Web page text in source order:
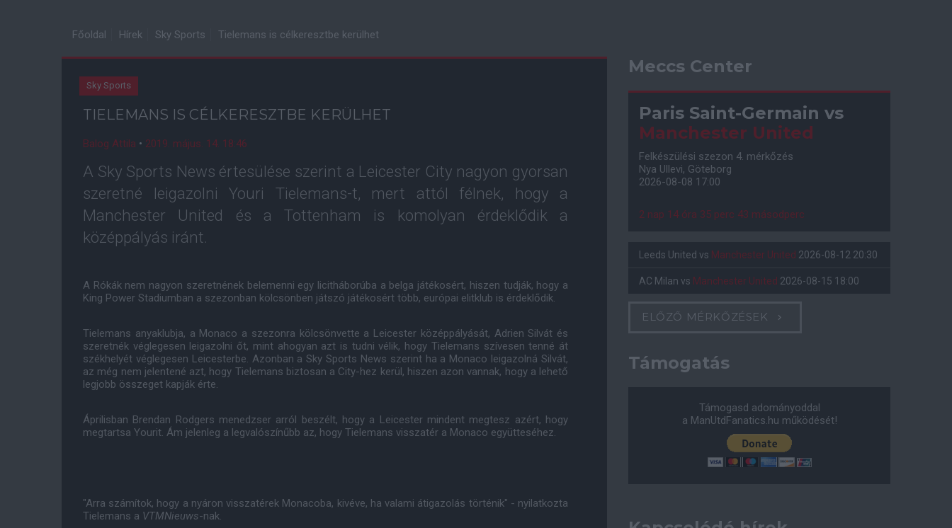
Főoldal Hírek Sky Sports Tielemans is célkeresztbe kerülhet
Sky Sports
TIELEMANS IS CÉLKERESZTBE KERÜLHET
Balog Attila • 2019. május. 14. 18:46
A Sky Sports News értesülése szerint a Leicester City nagyon gyorsan
szeretné leigazolni Youri Tielemans-t, mert attól félnek, hogy a
Manchester United és a Tottenham is komolyan érdeklődik a
középpályás iránt.
A Rókák nem nagyon szeretnének belemenni egy licitháborúba a belga játékosért, hiszen tudják, hogy a
King Power Stadiumban a szezonban kölcsönben játszó játékosért több, európai elitklub is érdeklődik.
Tielemans anyaklubja, a Monaco a szezonra kölcsönvette a Leicester középpályását, Adrien Silvát és
szeretnék véglegesen leigazolni őt, mint ahogyan azt is tudni vélik, hogy Tielemans szívesen tenné át
székhelyét véglegesen Leicesterbe. Azonban a Sky Sports News szerint ha a Monaco leigazolná Silvát,
az még nem jelentené azt, hogy Tielemans biztosan a City-hez kerül, hiszen azon vannak, hogy a lehető
legjobb összeget kapják érte.
Áprilisban Brendan Rodgers menedzser arról beszélt, hogy a Leicester mindent megtesz azért, hogy
megtartsa Yourit. Ám jelenleg a legvalószínűbb az, hogy Tielemans visszatér a Monaco együtteséhez.
"Arra számítok, hogy a nyáron visszatérek Monacoba, kivéve, ha valami átigazolás történik" - nyilatkozta
Tielemans a VTMNieuws-nak.
Meccs Center
Paris Saint-Germain vs
Manchester United
Felkészülési szezon 4. mérkőzés
Nya Ullevi, Göteborg
2026-08-08 17:00
2 nap 14 óra 35 perc 42 másodperc
Leeds United vs Manchester United 2026-08-12 20:30
AC Milan vs Manchester United 2026-08-15 18:00
ELŐZŐ MÉRKŐZÉSEK
Támogatás
Támogasd adományoddal
a ManUtdFanatics.hu működését!